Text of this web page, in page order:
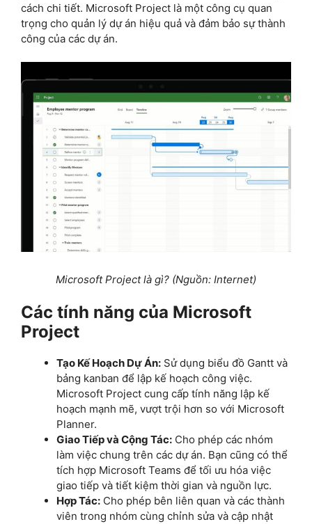
cách chi tiết. Microsoft Project là một công cụ quan
trọng cho quản lý dự án hiệu quả và đảm bảo sự thành
công của các dự án.
Microsoft Project là gì? (Nguồn: Internet)
Các tính năng của Microsoft
Project
Tạo Kế Hoạch Dự Án: Sử dụng biểu đồ Gantt và
bảng kanban để lập kế hoạch công việc.
Microsoft Project cung cấp tính năng lập kế
hoạch mạnh mẽ, vượt trội hơn so với Microsoft
Planner.
Giao Tiếp và Cộng Tác: Cho phép các nhóm
làm việc chung trên các dự án. Bạn cũng có thể
tích hợp Microsoft Teams để tối ưu hóa việc
giao tiếp và tiết kiệm thời gian và nguồn lực.
Hợp Tác: Cho phép bên liên quan và các thành
viên trong nhóm cùng chỉnh sửa và cập nhật